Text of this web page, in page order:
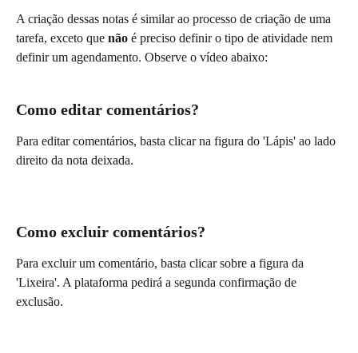
A criação dessas notas é similar ao processo de criação de uma
tarefa, exceto que não é preciso definir o tipo de atividade nem
definir um agendamento. Observe o vídeo abaixo:
Como editar comentários?
Para editar comentários, basta clicar na figura do 'Lápis' ao lado
direito da nota deixada.
Como excluir comentários?
Para excluir um comentário, basta clicar sobre a figura da
'Lixeira'. A plataforma pedirá a segunda confirmação de
exclusão.